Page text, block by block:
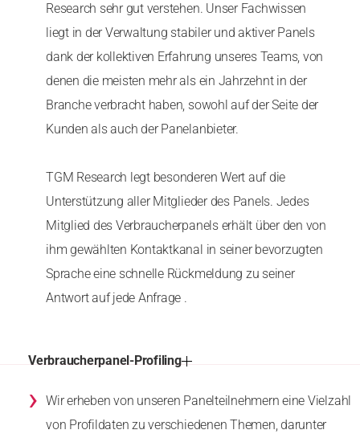
Research sehr gut verstehen. Unser Fachwissen
liegt in der Verwaltung stabiler und aktiver Panels
dank der kollektiven Erfahrung unseres Teams, von
denen die meisten mehr als ein Jahrzehnt in der
Branche verbracht haben, sowohl auf der Seite der
Kunden als auch der Panelanbieter.
TGM Research legt besonderen Wert auf die
Unterstützung aller Mitglieder des Panels. Jedes
Mitglied des Verbraucherpanels erhält über den von
ihm gewählten Kontaktkanal in seiner bevorzugten
Sprache eine schnelle Rückmeldung zu seiner
Antwort auf jede Anfrage .
Verbraucherpanel-Profiling
› Wir erheben von unseren Panelteilnehmern eine Vielzahl
von Profildaten zu verschiedenen Themen, darunter